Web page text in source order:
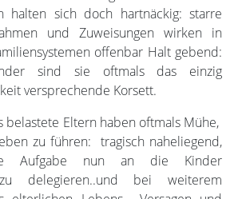
halten sich doch hartnäckig: starre
und Zuweisungen wirken in
offenbar Halt gebend:
sind sie oftmals das einzig
versprechende Korsett.
belastete Eltern haben oftmals Mühe,
zu führen: tragisch naheliegend,
Aufgabe nun an die Kinder
delegieren..und bei weiterem